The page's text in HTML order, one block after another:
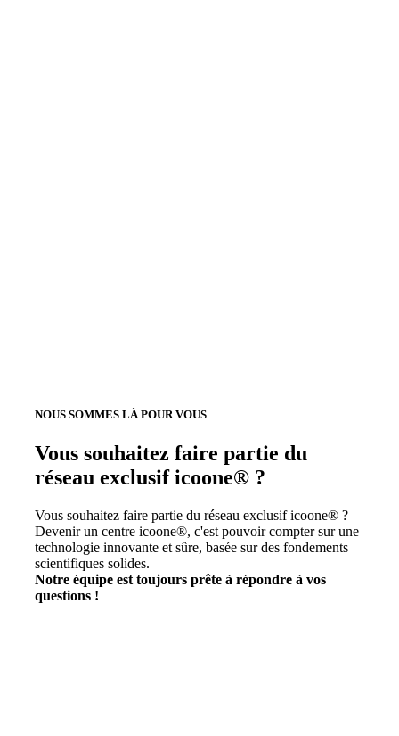
NOUS SOMMES LÀ POUR VOUS
Vous souhaitez faire partie du
réseau exclusif icoone® ?
Vous souhaitez faire partie du réseau exclusif icoone® ?
Devenir un centre icoone®, c'est pouvoir compter sur une
technologie innovante et sûre, basée sur des fondements
scientifiques solides.
Notre équipe est toujours prête à répondre à vos
questions !